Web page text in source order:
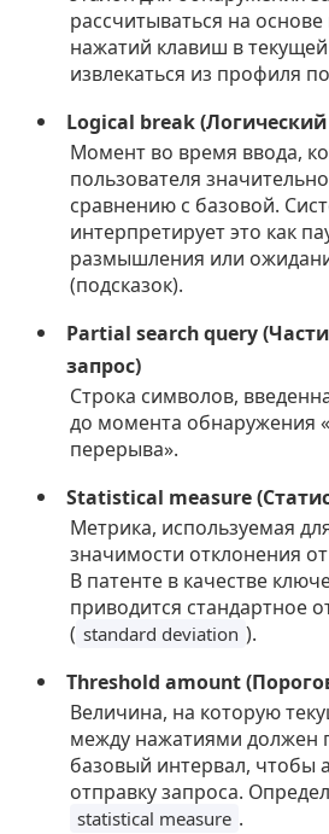
рассчитываться на
нажатий клавиш в
извлекаться из профиля
Logical break
Момент во время ввода,
пользователя
сравнению с базовой.
интерпретирует это как
размышления или
(подсказок).
Partial search query
запрос)
Строка символов,
до момента обнаружения
перерыва».
Statistical measure
Метрика, используемая
значимости отклонения
В патенте в качестве
приводится стандартное
( standard deviation ).
Threshold amount
Величина, на которую
между нажатиями должен
базовый интервал, чтобы
отправку запроса.
statistical measure .